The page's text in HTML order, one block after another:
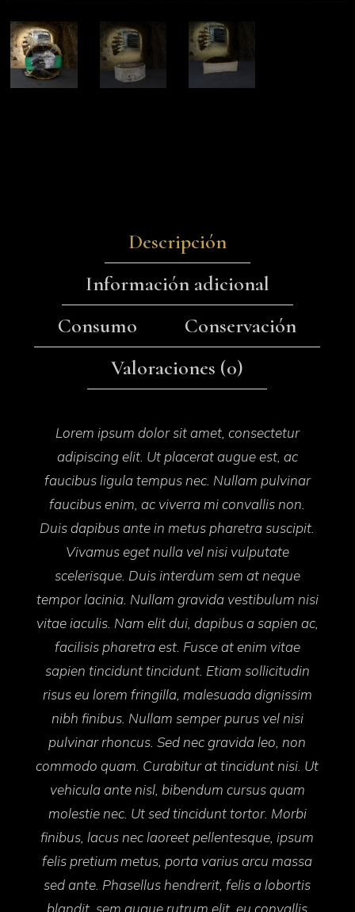
Descripción
Información adicional
Consumo
Conservación
Valoraciones (0)
Lorem ipsum dolor sit amet, consectetur
adipiscing elit. Ut placerat augue est, ac
faucibus ligula tempus nec. Nullam pulvinar
faucibus enim, ac viverra mi convallis non.
Duis dapibus ante in metus pharetra suscipit.
Vivamus eget nulla vel nisi vulputate
scelerisque. Duis interdum sem at neque
tempor lacinia. Nullam gravida vestibulum nisi
vitae iaculis. Nam elit dui, dapibus a sapien ac,
facilisis pharetra est. Fusce at enim vitae
sapien tincidunt tincidunt. Etiam sollicitudin
risus eu lorem fringilla, malesuada dignissim
nibh finibus. Nullam semper purus vel nisi
pulvinar rhoncus. Sed nec gravida leo, non
commodo quam. Curabitur at tincidunt nisi. Ut
vehicula ante nisl, bibendum cursus quam
molestie nec. Ut sed tincidunt tortor. Morbi
finibus, lacus nec laoreet pellentesque, ipsum
felis pretium metus, porta varius arcu massa
sed ante. Phasellus hendrerit, felis a lobortis